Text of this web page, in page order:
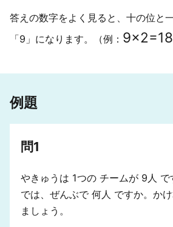
答えの数字をよく見ると、十の位と
「9」になります。（例： 9×2=18
例題
問1
やきゅうは 1つの チームが 9人
では、ぜんぶで 何人 ですか。か
ましょう。